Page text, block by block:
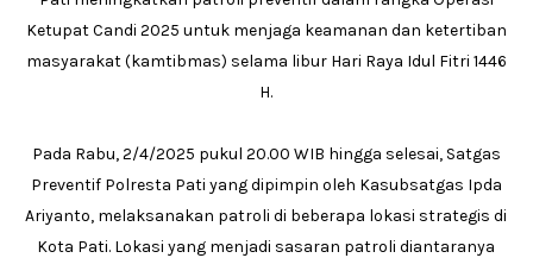
Ketupat Candi 2025 untuk menjaga keamanan dan ketertiban
masyarakat (kamtibmas) selama libur Hari Raya Idul Fitri 1446
H.
Pada Rabu, 2/4/2025 pukul 20.00 WIB hingga selesai, Satgas
Preventif Polresta Pati yang dipimpin oleh Kasubsatgas Ipda
Ariyanto, melaksanakan patroli di beberapa lokasi strategis di
Kota Pati. Lokasi yang menjadi sasaran patroli diantaranya